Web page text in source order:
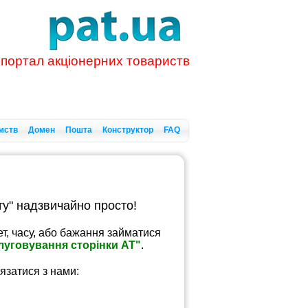
акціонерних товариств
Домен Пошта Конструктор FAQ
надзвичайно просто!
або бажання займатися
сторінки АТ".
з нами: